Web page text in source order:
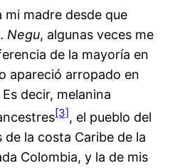
mi madre desde que
Negu, algunas veces me
de la mayoría en
apareció arropado en
decir, melanina
[3], el pueblo del
de la costa Caribe de la
Colombia, y la de mis